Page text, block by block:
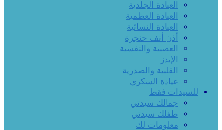
العيادة الجلدية
العيادة العظمية
العيادة النسائية
أذن أنف حنجرة
العصبية والنفسية
الإيدز
القلبية والصدرية
عيادة السكري
للسيدات فقط
جمالك سيدتي
طفلك سيدتي
معلومات لك